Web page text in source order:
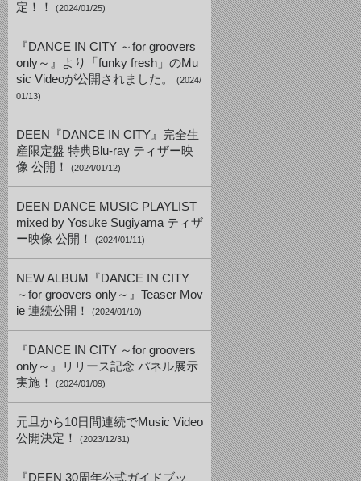
定！！
(2024/01/25)
『DANCE IN CITY ～for groovers
only～』より「funky fresh」のMu
sic Videoが公開されました。
(2024/
01/13)
DEEN『DANCE IN CITY』完全生
産限定盤 特典Blu-ray ティザー映
像 公開！
(2024/01/12)
DEEN DANCE MUSIC PLAYLIST
mixed by Yosuke Sugiyama ティザ
ー映像 公開！
(2024/01/11)
NEW ALBUM『DANCE IN CITY
～for groovers only～』Teaser Mov
ie 連続公開！
(2024/01/10)
『DANCE IN CITY ～for groovers
only～』リリース記念 パネル展示
実施！
(2024/01/09)
元旦から10日間連続でMusic Video
公開決定！
(2023/12/31)
『DEEN 30周年公式ガイドブッ